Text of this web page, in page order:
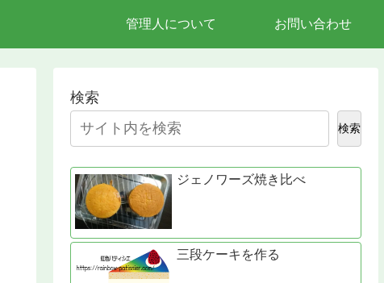
管理人について お問い合わせ
検索
検索
ジェノワーズ焼き比べ
三段ケーキを作る